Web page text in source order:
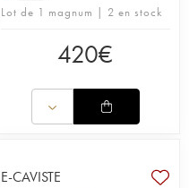
Lot de 1 magnum | 2 en stock
420€
E-CAVISTE